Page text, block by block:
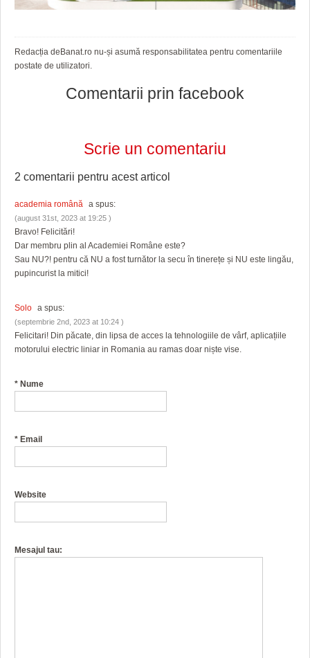
Redacția deBanat.ro nu-și asumă responsabilitatea pentru comentariile
postate de utilizatori.
Comentarii prin facebook
Scrie un comentariu
2 comentarii pentru acest articol
academia română a spus:
(august 31st, 2023 at 19:25 )
Bravo! Felicitări!
Dar membru plin al Academiei Române este?
Sau NU?! pentru că NU a fost turnător la secu în tinerețe și NU este lingău,
pupincurist la mitici!
Solo a spus:
(septembrie 2nd, 2023 at 10:24 )
Felicitari! Din păcate, din lipsa de acces la tehnologiile de vârf, aplicațiile
motorului electric liniar in Romania au ramas doar niște vise.
* Nume
* Email
Website
Mesajul tau: